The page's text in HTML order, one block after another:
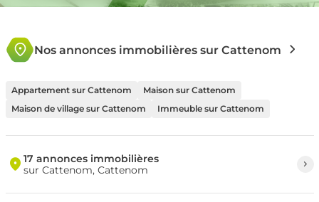
Nos annonces immobilières sur Cattenom
Appartement sur Cattenom
Maison sur Cattenom
Maison de village sur Cattenom
Immeuble sur Cattenom
17 annonces immobilières
sur Cattenom, Cattenom